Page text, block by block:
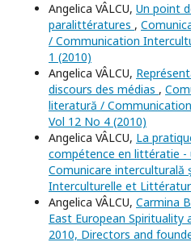
Angelica VÂLCU, Un point
paralittératures ,
/ Communication
1 (2010)
Angelica VÂLCU,
discours des médias ,
literatură /
Vol 12 No 4 (2010)
Angelica VÂLCU, La
compétence en littératie -
Comunicare
Interculturelle et
Angelica VÂLCU, Carmina
East European Spirituality
2010, Directors and